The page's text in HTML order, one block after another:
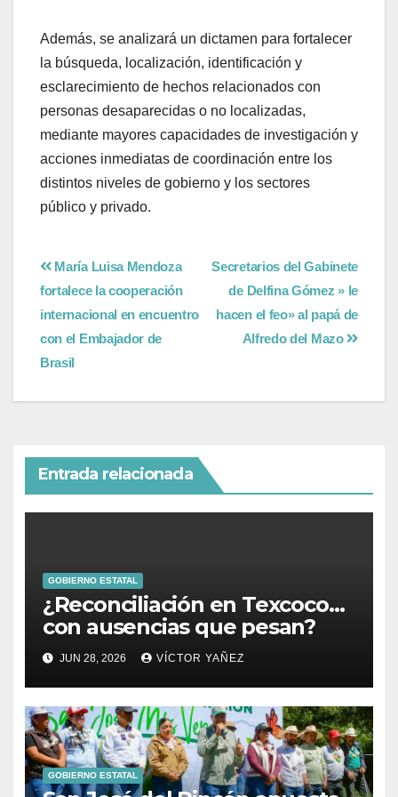
Además, se analizará un dictamen para fortalecer
la búsqueda, localización, identificación y
esclarecimiento de hechos relacionados con
personas desaparecidas o no localizadas,
mediante mayores capacidades de investigación y
acciones inmediatas de coordinación entre los
distintos niveles de gobierno y los sectores
público y privado.
Secretarios del Gabinete
de Delfina Gómez » le
hacen el feo» al papá de
Alfredo del Mazo
María Luisa Mendoza
fortalece la cooperación
internacional en encuentro
con el Embajador de
Brasil
Entrada relacionada
GOBIERNO ESTATAL
¿Reconciliación en Texcoco…
con ausencias que pesan?
JUN 28, 2026 VÍCTOR YAÑEZ
GOBIERNO ESTATAL